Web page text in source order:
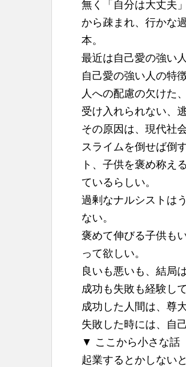
無く「自分は大丈夫
から疎まれ、行かな
本。
最近は自己愛の強い
自己愛の強い人の特
人への配慮の欠けた
受け入れられない、
その原因は、現代社
スライムを倒せば倒
ト、子供を褒め称え
ているらしい。
過剰なナルシストは
ない。
褒めて伸びる子供も
って欲しい。
良いも悪いも、結局
成功も失敗も経験し
成功した人間は、尊
失敗した時には、自
▼ ここから小さな話
起業するとかしない